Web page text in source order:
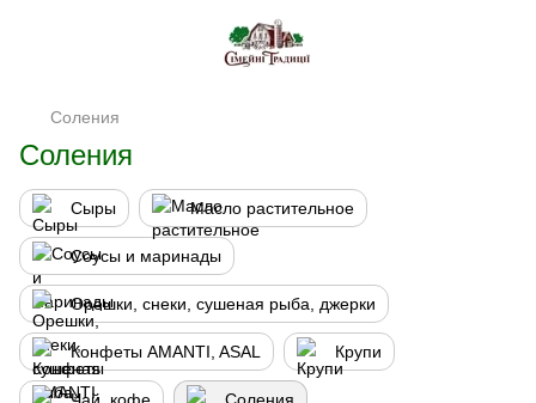
Соления
Соления
Сыры Масло растительное
Соусы и маринады
Орешки, снеки, сушеная рыба, джерки
Конфеты AMANTI, ASAL Крупи